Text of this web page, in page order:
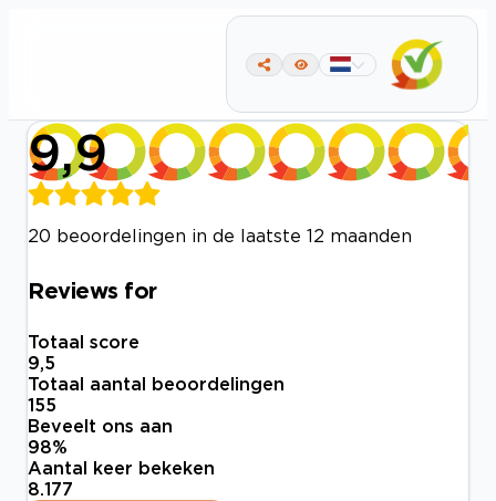
9,9
20 beoordelingen in de laatste 12 maanden
Reviews for
Totaal score
9,5
Totaal aantal beoordelingen
155
Beveelt ons aan
98%
Aantal keer bekeken
8.177